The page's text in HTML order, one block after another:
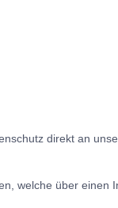
direkt an
welche über einen